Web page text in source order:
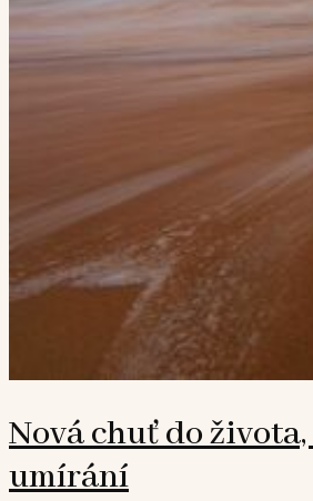
Nová chuť do
umírání